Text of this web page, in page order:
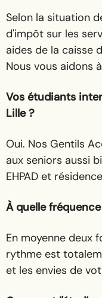
Selon la situation
d'impôt sur les
aides de la caisse
Nous vous aidons
Vos étudiants
Lille ?
Oui. Nos Gentils
aux seniors aussi
EHPAD et
À quelle
En moyenne deux
rythme est
et les envies de